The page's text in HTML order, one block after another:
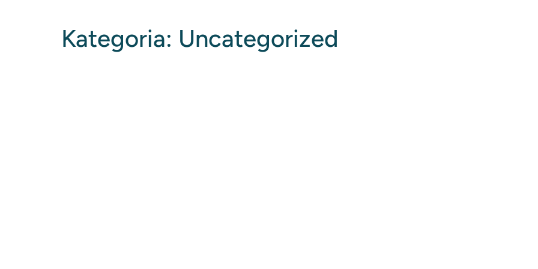
Kategoria: Uncategorized